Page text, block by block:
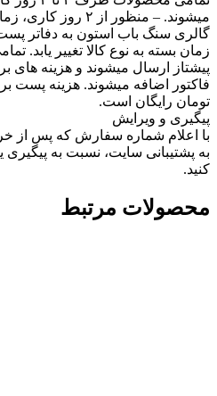
میشوند. – منظور از
گالری سنگ باب استون به دفاتر
زمان بسته به نوع کالا تغییر یابد.
پیشتاز ارسال میشوند و هزینه های
تومان رایگان است.
پیگیری و ویرایش
با اعلام شماره سفارش که پس از
به پشتیبانی سایت، نسبت به
کنید.
محصولات مرتبط